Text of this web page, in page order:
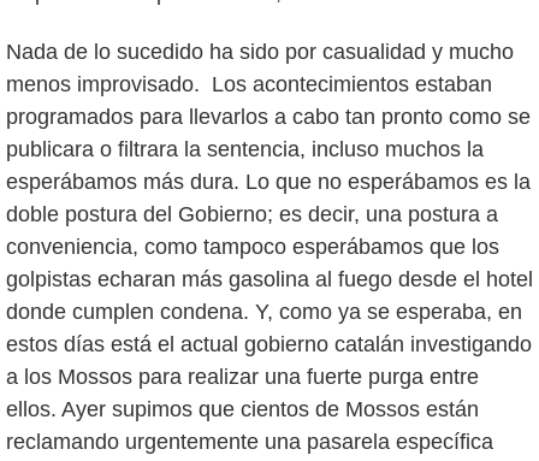
Nada de lo sucedido ha sido por casualidad y mucho
menos improvisado. Los acontecimientos estaban
programados para llevarlos a cabo tan pronto como se
publicara o filtrara la sentencia, incluso muchos la
esperábamos más dura. Lo que no esperábamos es la
doble postura del Gobierno; es decir, una postura a
conveniencia, como tampoco esperábamos que los
golpistas echaran más gasolina al fuego desde el hotel
donde cumplen condena. Y, como ya se esperaba, en
estos días está el actual gobierno catalán investigando
a los Mossos para realizar una fuerte purga entre
ellos. Ayer supimos que cientos de Mossos están
reclamando urgentemente una pasarela específica